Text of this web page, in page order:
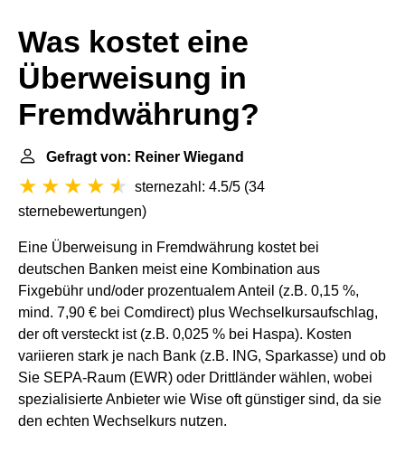
Was kostet eine
Überweisung in
Fremdwährung?
Gefragt von: Reiner Wiegand
sternezahl: 4.5/5 (34
sternebewertungen)
Eine Überweisung in Fremdwährung kostet bei
deutschen Banken meist eine Kombination aus
Fixgebühr und/oder prozentualem Anteil (z.B. 0,15 %,
mind. 7,90 € bei Comdirect) plus Wechselkursaufschlag,
der oft versteckt ist (z.B. 0,025 % bei Haspa). Kosten
variieren stark je nach Bank (z.B. ING, Sparkasse) und ob
Sie SEPA-Raum (EWR) oder Drittländer wählen, wobei
spezialisierte Anbieter wie Wise oft günstiger sind, da sie
den echten Wechselkurs nutzen.